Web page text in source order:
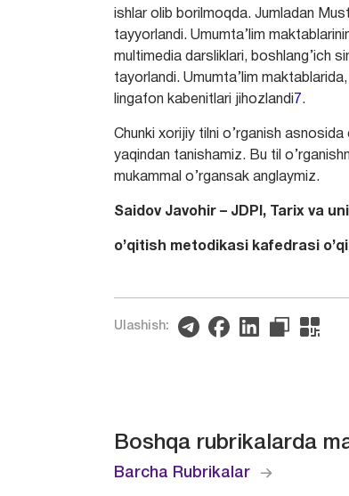
ishlar olib borilmoqda. Jumladan
tayyorlandi. Umumta’lim
multimedia darsliklari, boshlang’ich
tayorlandi. Umumta’lim
lingafon kabenitlari jihozlandi 7 .
Chunki xorijiy tilni o’rganish
yaqindan tanishamiz. Bu til
mukammal o’rgansak anglaymiz.
Saidov Javohir – JDPI, Tarix va uni
o’qitish metodikasi kafedrasi
Ulashish:
Boshqa rubrikalarda
Barcha Rubrikalar